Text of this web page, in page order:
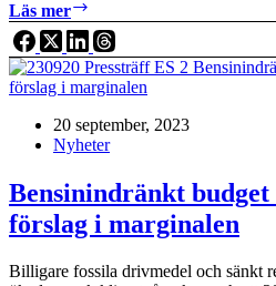
Läs mer
sänkning
av
reduktionsplikten
för
och
diesel
sammanställd
och
kommenterad
2030-
20 september, 2023
Nyheter
Bensinindränkt budget
förslag i marginalen
Billigare fossila drivmedel och sänkt